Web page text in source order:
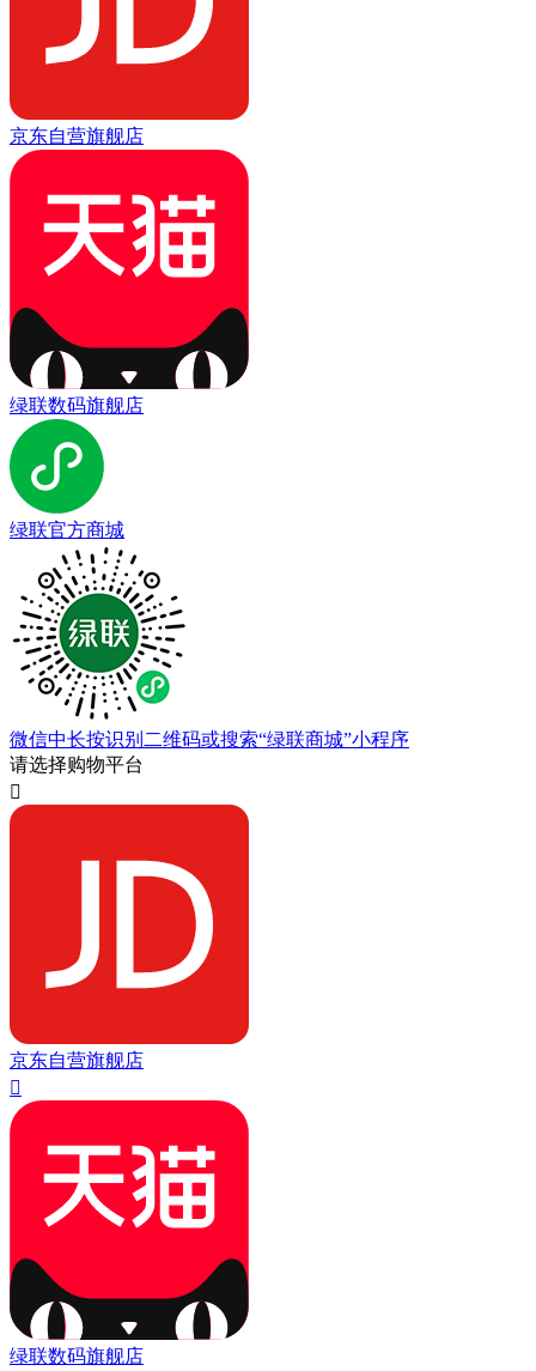
京东自营旗舰店
绿联数码旗舰店
绿联官方商城
微信中长按识别二维码或搜索“绿联商城”小程序
请选择购物平台

京东自营旗舰店

绿联数码旗舰店